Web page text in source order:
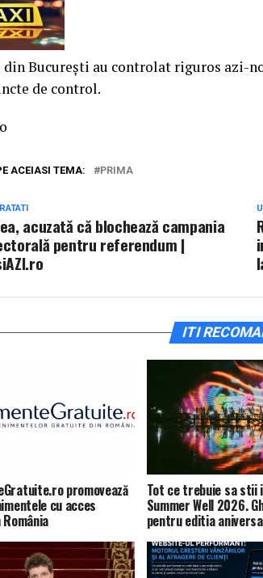
Bucureşti au controlat riguros azi-
de control.
ACEIASI TEMA: PRIMA
acuzată că blochează campania
pentru referendum |
ITI
promovează
cu acces
Tot ce trebuie sa stii
Summer Well 2026.
pentru editia